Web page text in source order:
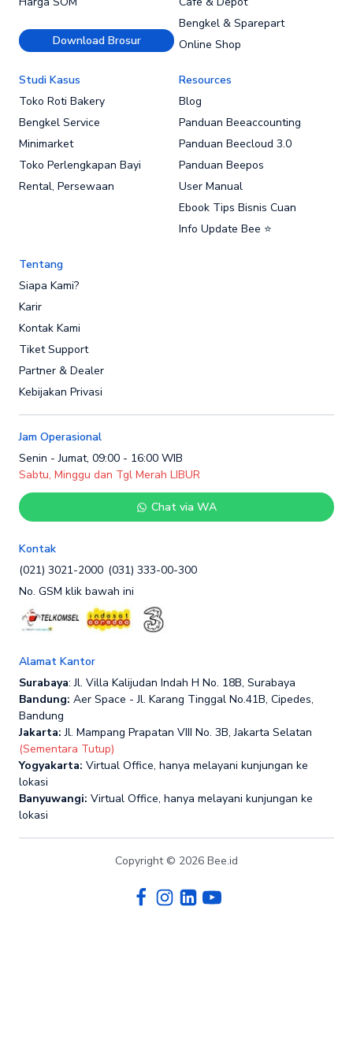
Download Brosur
Bengkel & Sparepart
Online Shop
Studi Kasus
Toko Roti Bakery
Bengkel Service
Minimarket
Toko Perlengkapan Bayi
Rental, Persewaan
Resources
Blog
Panduan Beeaccounting
Panduan Beecloud 3.0
Panduan Beepos
User Manual
Ebook Tips Bisnis Cuan
Info Update Bee ⭐
Tentang
Siapa Kami?
Karir
Kontak Kami
Tiket Support
Partner & Dealer
Kebijakan Privasi
Jam Operasional
Senin - Jumat, 09:00 - 16:00 WIB
Sabtu, Minggu dan Tgl Merah LIBUR
Chat via WA
Kontak
(021) 3021-2000 (031) 333-00-300
No. GSM klik bawah ini
Alamat Kantor
Surabaya: Jl. Villa Kalijudan Indah H No. 18B, Surabaya
Bandung: Aer Space - Jl. Karang Tinggal No.41B, Cipedes,
Bandung
Jakarta: Jl. Mampang Prapatan VIII No. 3B, Jakarta Selatan
(Sementara Tutup)
Yogyakarta: Virtual Office, hanya melayani kunjungan ke
lokasi
Banyuwangi: Virtual Office, hanya melayani kunjungan ke
lokasi
Copyright © 2026 Bee.id